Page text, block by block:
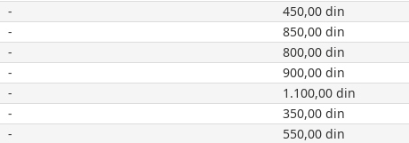
-
450,00 din
-
850,00 din
-
800,00 din
-
900,00 din
-
1.100,00 din
-
350,00 din
-
550,00 din